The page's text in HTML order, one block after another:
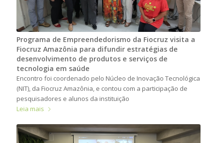
Programa de Empreendedorismo da Fiocruz visita a
Fiocruz Amazônia para difundir estratégias de
desenvolvimento de produtos e serviços de
tecnologia em saúde
Encontro foi coordenado pelo Núcleo de Inovação Tecnológica
(NIT), da Fiocruz Amazônia, e contou com a participação de
pesquisadores e alunos da instituição
Leia mais